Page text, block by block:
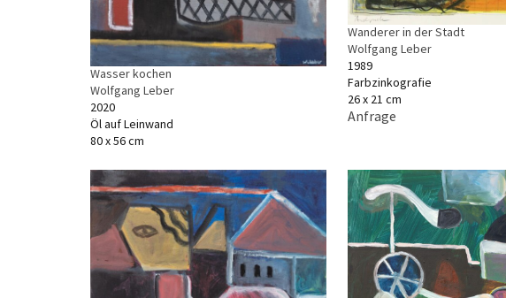
Wasser kochen
Wolfgang Leber
2020
Öl auf Leinwand
80 x 56 cm
Wanderer in der Stadt
Wolfgang Leber
1989
Farbzinkografie
26 x 21 cm
Anfrage